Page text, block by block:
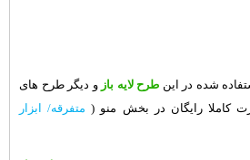
شده در این طرح لایه بازو دیگر طرح های
کاملا رایگان در بخش منو ( متفرقه/ ابزار